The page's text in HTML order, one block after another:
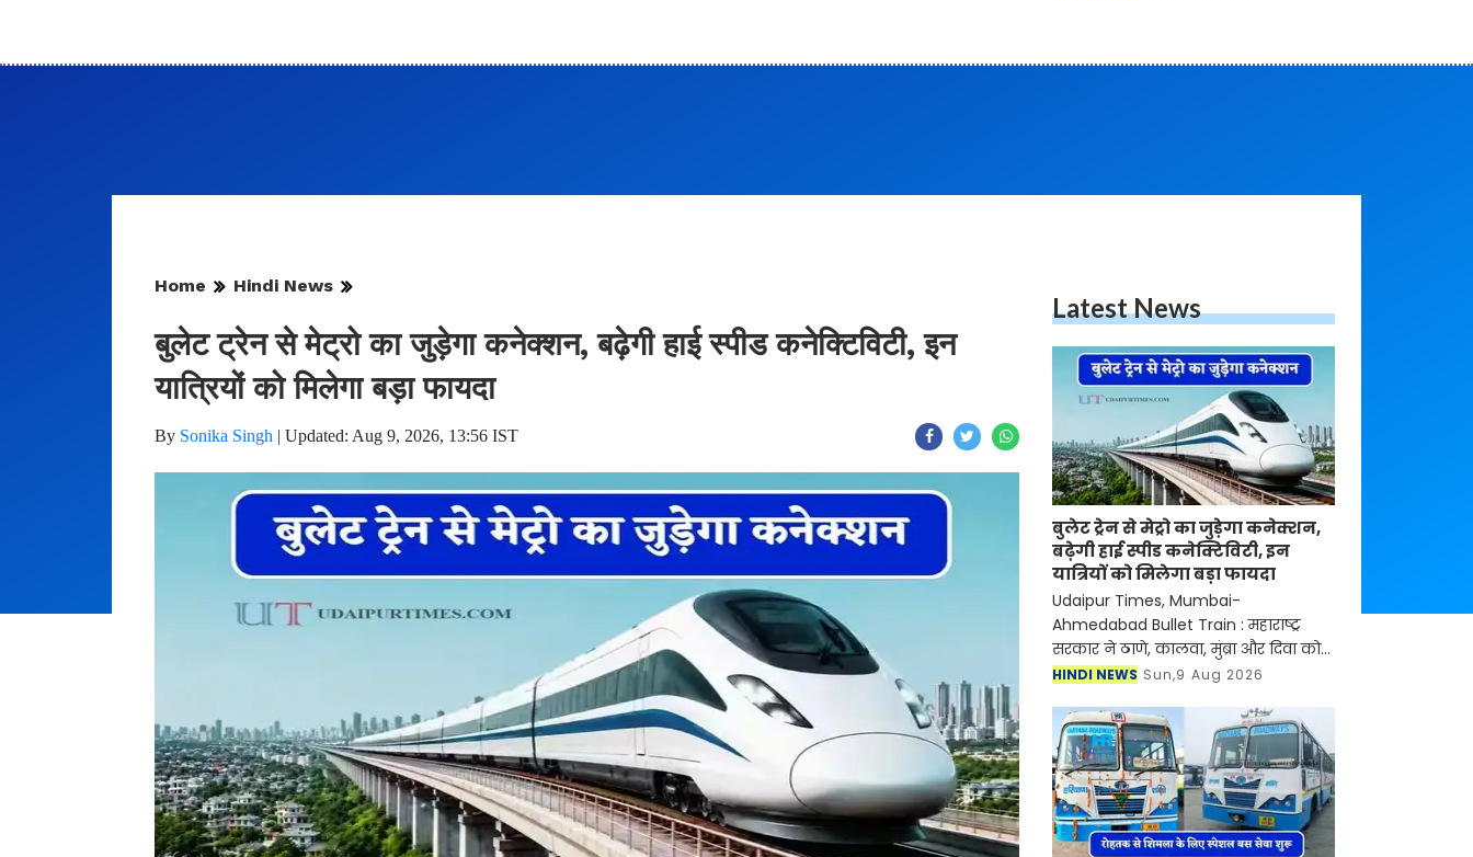
Home Hindi News
बुलेट ट्रेन से मेट्रो का जुड़ेगा कनेक्शन, बढ़ेगी हाई स्पीड कनेक्टिविटी, इन
यात्रियों को मिलेगा बड़ा फायदा
By Sonika Singh | Updated: Aug 9, 2026, 13:56 IST
Latest News
बुलेट ट्रेन से मेट्रो का जुड़ेगा कनेक्शन,
बढ़ेगी हाई स्पीड कनेक्टिविटी, इन
यात्रियों को मिलेगा बड़ा फायदा
Udaipur Times, Mumbai-
Ahmedabad Bullet Train : महाराष्ट्र
सरकार ने ठाणे, कालवा, मुंब्रा और दिवा को
जोड़ने वाले एक नए मेट्रो कॉरिडोर को
हाई-स्पीड रेल कॉरि
HINDI NEWS Sun,9 Aug 2026